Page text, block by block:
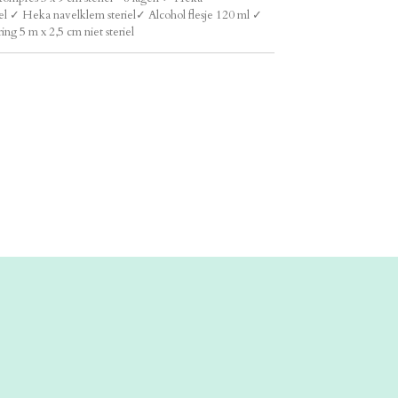
✓ Heka navelklem steriel✓ Alcohol flesje 120 ml ✓
5 m x 2,5 cm niet steriel